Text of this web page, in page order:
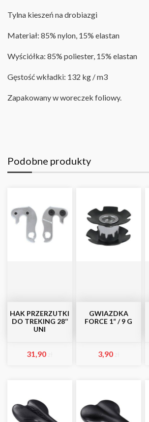
Tylna kieszeń na drobiazgi
Materiał: 85% nylon, 15% elastan
Wyściółka: 85% poliester, 15% elastan
Gęstość wkładki: 132 kg / m3
Zapakowany w woreczek foliowy.
Podobne produkty
HAK PRZERZUTKI
DO TREKING 28‘‘
UNI
31,90
GWIAZDKA
FORCE 1“ / 9 G
3,90